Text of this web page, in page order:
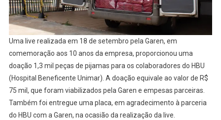
Uma live realizada em 18 de setembro pela Garen, em
comemoração aos 10 anos da empresa, proporcionou uma
doação 1,3 mil peças de pijamas para os colaboradores do HBU
(Hospital Beneficente Unimar). A doação equivale ao valor de R$
75 mil, que foram viabilizados pela Garen e empesas parceiras.
Também foi entregue uma placa, em agradecimento à parceria
do HBU com a Garen, na ocasião da realização da live.